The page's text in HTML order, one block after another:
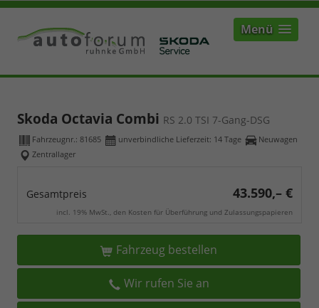
Menü
Skoda Octavia Combi RS 2.0 TSI 7-Gang-DSG
Fahrzeugnr.: 81685 unverbindliche Lieferzeit: 14 Tage
Neuwagen
Zentrallager
Gesamtpreis 43.590,– €
incl. 19% MwSt., den Kosten für Überführung und Zulassungspapieren
Fahrzeug bestellen
Wir rufen Sie an